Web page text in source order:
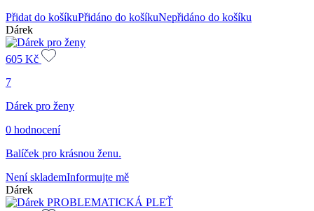
Přidat do košíkuPřidáno do košíkuNepřidáno do košíku
Dárek
605 Kč
7
Dárek pro ženy
0 hodnocení
Balíček pro krásnou ženu.
Není sklademInformujte mě
Dárek